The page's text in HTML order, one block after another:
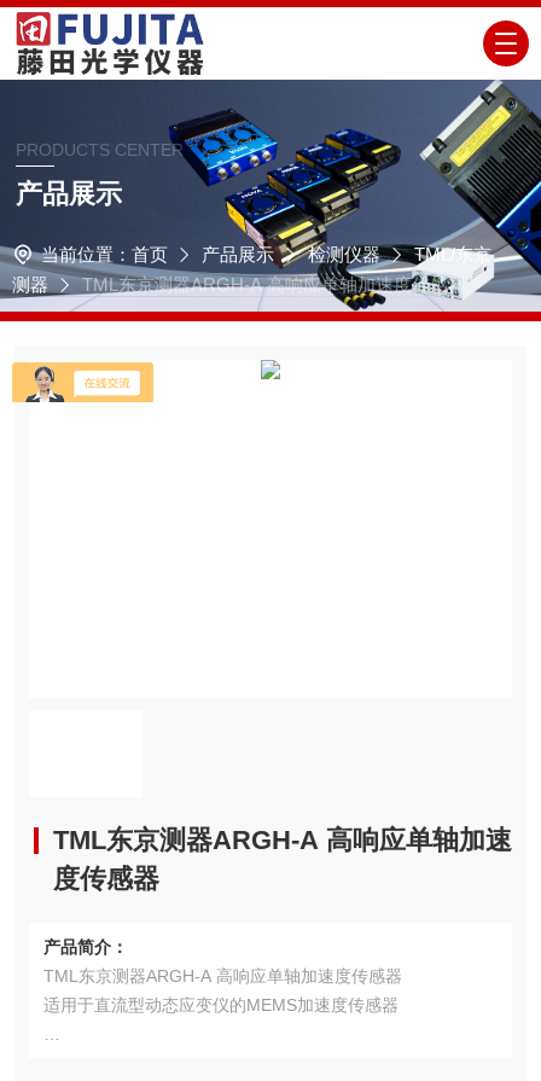
PRODUCTS CENTER
产品展示
当前位置： 首页 产品展示 检测仪器
TML/东京
测器
TML东京测器ARGH-A 高响应单轴加速度传感器
TML东京测器ARGH-A 高响应单轴加速
度传感器
产品简介：
TML东京测器ARGH-A 高响应单轴加速度传感器
适用于直流型动态应变仪的MEMS加速度传感器